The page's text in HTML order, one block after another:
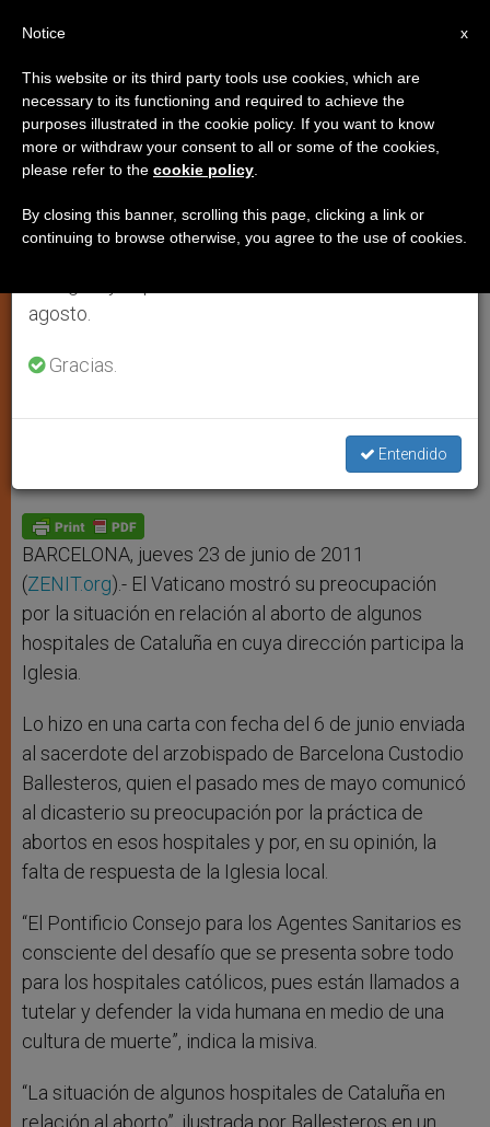
España: Abortos en hospitales en
cuya dirección participa la Iglesia
hospitales católicos están llamados a
tutelar la vida»
W
s
A
p
p
M
e
n
g
e
r
F
b
o
o
k
T
t
e
S
e
BARCELONA, jueves 23 de junio de 2011
(ZENIT.org).- El Vaticano mostró su preocupación
por la situación en relación al aborto de algunos
hospitales de Cataluña en cuya dirección participa la
Iglesia.
Lo hizo en una carta con fecha del 6 de junio enviada
al sacerdote del arzobispado de Barcelona Custodio
Ballesteros, quien el pasado mes de mayo comunicó
al dicasterio su preocupación por la práctica de
abortos en esos hospitales y por, en su opinión, la
falta de respuesta de la Iglesia local.
“El Pontificio Consejo para los Agentes Sanitarios es
consciente del desafío que se presenta sobre todo
para los hospitales católicos, pues están llamados a
tutelar y defender la vida humana en medio de una
cultura de muerte”, indica la misiva.
“La situación de algunos hospitales de Cataluña en
relación al aborto”, ilustrada por Ballesteros en un
×
Aviso importante
Del 27 de julio al 7 de agosto haremos la pausa
anual, aprovechando que en el periodo de verano
se generan menos informaciones y también el
agosto.
Gracias.
Entendido
x
Notice
This website or its third party tools use cookies, which are
necessary to its functioning and required to achieve the
purposes illustrated in the cookie policy. If you want to know
more or withdraw your consent to all or some of the cookies,
please refer to the cookie policy
By closing this banner, scrolling this page, clicking a link or
continuing to browse otherwise, you agree to the use of cookies.